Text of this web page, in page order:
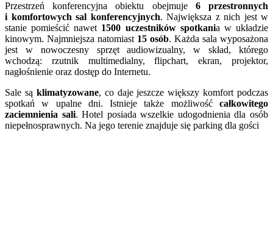
Przestrzeń konferencyjna obiektu obejmuje 6 przestronnych
i komfortowych sal konferencyjnych. Największa z nich jest w
stanie pomieścić nawet 1500 uczestników spotkania w układzie
kinowym. Najmniejsza natomiast 15 osób. Każda sala wyposażona
jest w nowoczesny sprzęt audiowizualny, w skład, którego
wchodzą: rzutnik multimedialny, flipchart, ekran, projektor,
nagłośnienie oraz dostęp do Internetu.
Sale są klimatyzowane, co daje jeszcze większy komfort podczas
spotkań w upalne dni. Istnieje także możliwość całkowitego
zaciemnienia sali. Hotel posiada wszelkie udogodnienia dla osób
niepełnosprawnych. Na jego terenie znajduje się parking dla gości